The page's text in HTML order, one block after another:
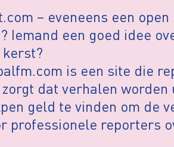
– eveneens een
Iemand een goed idee
is een site die
dat verhalen worden
geld te vinden om de
professionele reporters